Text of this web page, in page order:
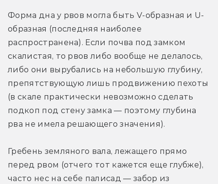
Форма дна у рвов могла быть V-образная и U-
образная (последняя наиболее
распространена). Если почва под замком
скалистая, то рвов либо вообще не делалось,
либо они вырубались на небольшую глубину,
препятствующую лишь продвижению пехоты
(в скале практически невозможно сделать
подкоп под стену замка — поэтому глубина
рва не имела решающего значения).
Гребень земляного вала, лежащего прямо
перед рвом (отчего тот кажется еще глубже),
часто нес на себе палисад — забор из